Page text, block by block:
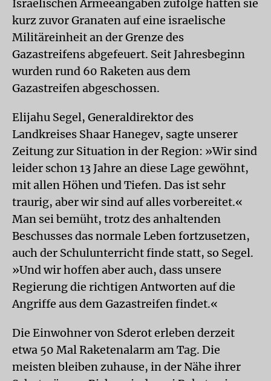
Israelischen Armeeangaben zufolge hatten sie
kurz zuvor Granaten auf eine israelische
Militäreinheit an der Grenze des
Gazastreifens abgefeuert. Seit Jahresbeginn
wurden rund 60 Raketen aus dem
Gazastreifen abgeschossen.
Elijahu Segel, Generaldirektor des
Landkreises Shaar Hanegev, sagte unserer
Zeitung zur Situation in der Region: »Wir sind
leider schon 13 Jahre an diese Lage gewöhnt,
mit allen Höhen und Tiefen. Das ist sehr
traurig, aber wir sind auf alles vorbereitet.«
Man sei bemüht, trotz des anhaltenden
Beschusses das normale Leben fortzusetzen,
auch der Schulunterricht finde statt, so Segel.
»Und wir hoffen aber auch, dass unsere
Regierung die richtigen Antworten auf die
Angriffe aus dem Gazastreifen findet.«
Die Einwohner von Sderot erleben derzeit
etwa 50 Mal Raketenalarm am Tag. Die
meisten bleiben zuhause, in der Nähe ihrer